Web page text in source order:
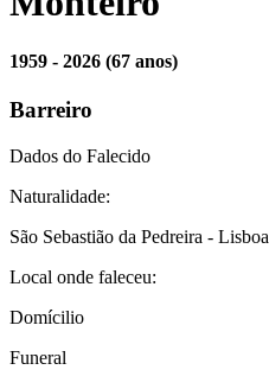
1959 - 2026 (67 anos)
Barreiro
Dados do Falecido
Naturalidade:
São Sebastião da Pedreira - Lisboa
Local onde faleceu:
Domícilio
Funeral